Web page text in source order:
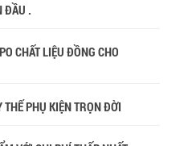
ĐẦU .
CHẤT LIỆU ĐỒNG CHO
PHỤ KIỆN TRỌN ĐỜI